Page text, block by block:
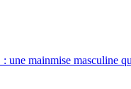
une mainmise masculine